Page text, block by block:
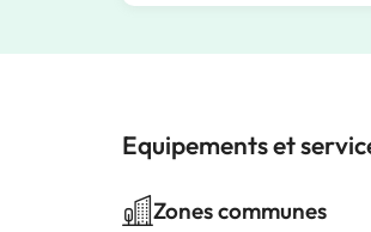
Equipements et
Zones communes